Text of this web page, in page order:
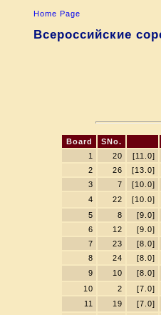
Home Page
Всероссийские
Board SNo.
1
20 [11.0]
2
26 [13.0]
3
7 [10.0]
4
22 [10.0]
5
8 [9.0]
6
12 [9.0]
7
23 [8.0]
8
24 [8.0]
9
10 [8.0]
10
2 [7.0]
11
19 [7.0]